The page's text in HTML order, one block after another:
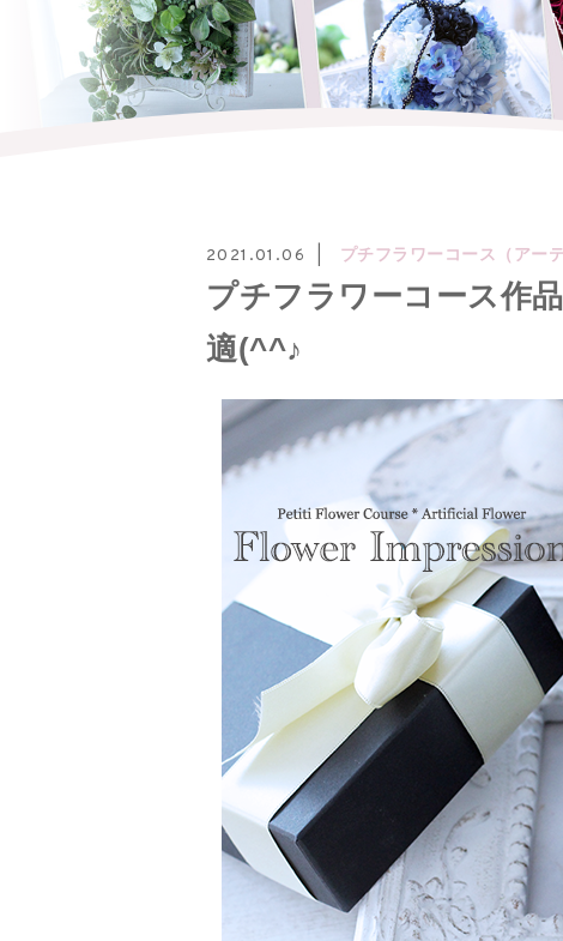
2021.01.06 プチフラワーコース（アー
プチフラワーコース作
適(^^♪